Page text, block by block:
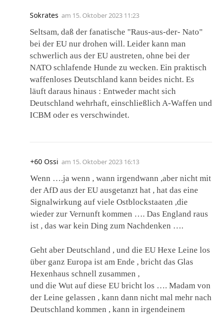
Sokrates am 15. Oktober 2023 11:23
Seltsam, daß der fanatische "Raus-aus-der- Nato"
bei der EU nur drohen will. Leider kann man
schwerlich aus der EU austreten, ohne bei der
NATO schlafende Hunde zu wecken. Ein praktisch
waffenloses Deutschland kann beides nicht. Es
läuft daraus hinaus : Entweder macht sich
Deutschland wehrhaft, einschließlich A-Waffen und
ICBM oder es verschwindet.
+60 Ossi am 15. Oktober 2023 16:13
Wenn ….ja wenn , wann irgendwann ,aber nicht mit
der AfD aus der EU ausgetanzt hat , hat das eine
Signalwirkung auf viele Ostblockstaaten ,die
wieder zur Vernunft kommen …. Das England raus
ist , das war kein Ding zum Nachdenken ….
Geht aber Deutschland , und die EU Hexe Leine los
über ganz Europa ist am Ende , bricht das Glas
Hexenhaus schnell zusammen ,
und die Wut auf diese EU bricht los …. Madam von
der Leine gelassen , kann dann nicht mal mehr nach
Deutschland kommen , kann in irgendeinem